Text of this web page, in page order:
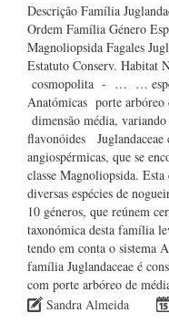
Descrição Família
Ordem Família Género
Magnoliopsida Fagales
Estatuto Conserv. Habitat
cosmopolita - … …
Anatómicas porte arbóreo
dimensão média,
flavonóides Juglandaceae
angiospérmicas, que se
classe Magnoliopsida.
diversas espécies de
10 géneros, que reúnem
taxonómica desta família
tendo em conta o sistema
família Juglandaceae é
com porte arbóreo de
Sandra Almeida